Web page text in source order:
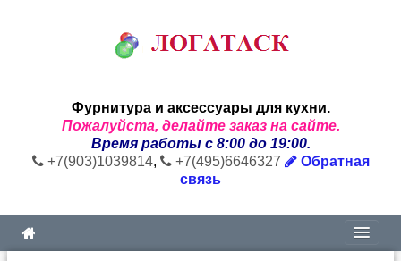
Фурнитура и аксессуары для кухни.
Пожалуйста, делайте заказ на сайте.
Время работы с 8:00 до 19:00.
+7(903)1039814, +7(495)6646327
Обратная
связь